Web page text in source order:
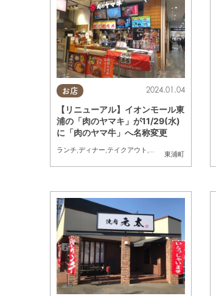
お店
東浦町
2024.01.04
【リニューアル】イオンモール東
浦の「肉のヤマキ」が11/29(水)
に「肉のヤマ牛」へ名称変更
ランチ,ディナー,テイクアウト ,開店